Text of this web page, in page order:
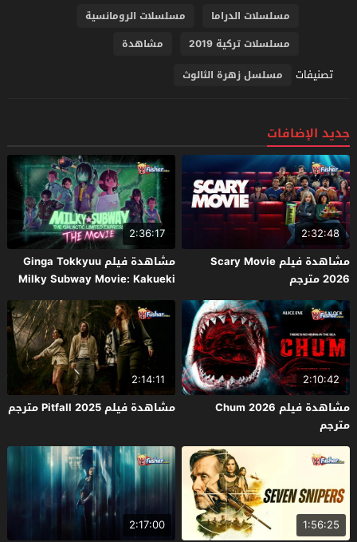
مسلسلات الدراما
مسلسلات الرومانسية
مسلسلات تركية 2019
مشاهدة
تصنيفات مسلسل زهرة الثالوث
جديد الإضافات
2:32:48
مشاهدة فيلم Scary Movie
2026 مترجم
2:36:17
مشاهدة فيلم Ginga Tokkyuu
Milky Subway Movie: Kakueki
Teisha Gekijou Yuki 2026 مترجم
2:10:42
مشاهدة فيلم Chum 2026
مترجم
2:14:11
مشاهدة فيلم Pitfall 2025 مترجم
1:56:25
2:17:00